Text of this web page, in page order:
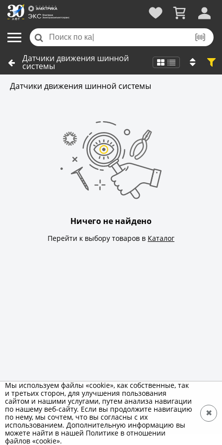
Датчики движения шинной
системы
Датчики движения шинной системы
Ничего не найдено
Перейти к выбору товаров в Каталог
Мы используем файлы «cookie», как собственные, так
и третьих сторон, для улучшения пользования
сайтом и нашими услугами, путем анализа навигации
по нашему веб-сайту. Если вы продолжите навигацию
по нему, мы сочтем, что вы согласны с их
использованием. Дополнительную информацию вы
можете найти в нашей Политике в отношении
файлов «cookie».
✖